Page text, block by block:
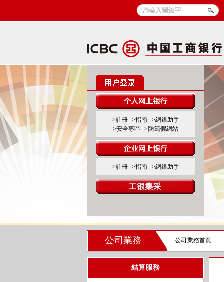
>註冊 >指南
>網銀助手
>安全專區
>防範假網站
>註冊 >指南 >網銀助手
公司業務 公司業務首頁
結算服務